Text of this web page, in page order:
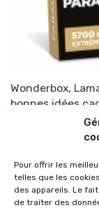
Pour offrir les
telles que les
des appareils. Le
de traiter des
Wonderbox,
bonnes idées
TOP-PARENTS